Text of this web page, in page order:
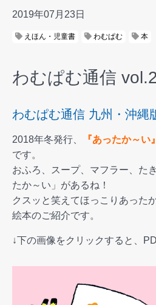
2019年07月23日
えほん・児童書 わむぱむ 本
わむぱむ通信
わむぱむ通信 九州・沖縄
2018年冬発行、 『あったか～い』
です。
おふろ、スープ、マフラー、た
たか～い」があるね！
クスッと笑えてほっこりあった
絵本のご紹介です。
↓下の画像をクリックすると、